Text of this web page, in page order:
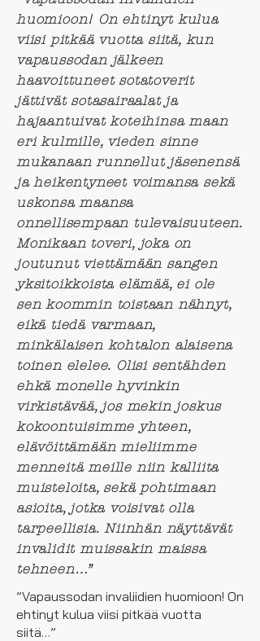
huomioon! On ehtinyt kulua
viisi pitkää vuotta siitä, kun
vapaussodan jälkeen
haavoittuneet sotatoverit
jättivät sotasairaalat ja
hajaantuivat koteihinsa maan
eri kulmille, vieden sinne
mukanaan runnellut jäsenensä
ja heikentyneet voimansa sekä
uskonsa maansa
onnellisempaan tulevaisuuteen.
Monikaan toveri, joka on
joutunut viettämään sangen
yksitoikkoista elämää, ei ole
sen koommin toistaan nähnyt,
eikä tiedä varmaan,
minkälaisen kohtalon alaisena
toinen elelee. Olisi sentähden
ehkä monelle hyvinkin
virkistävää, jos mekin joskus
kokoontuisimme yhteen,
elävöittämään mieliimme
menneitä meille niin kalliita
muisteloita, sekä pohtimaan
asioita, jotka voisivat olla
tarpeellisia. Niinhän näyttävät
invalidit muissakin maissa
tehneen…”
”Vapaussodan invaliidien huomioon! On
ehtinyt kulua viisi pitkää vuotta
siitä…”